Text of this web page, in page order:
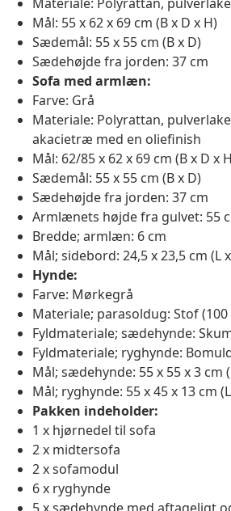
Mål: 55 x 62 x 69 cm (B x D x H)
Sædemål: 55 x 55 cm (B x D)
Sædehøjde fra jorden: 37 cm
Sofa med armlæn:
Farve: Grå
Materiale: Polyrattan,
akacietræ med en oliefinish
Mål: 62/85 x 62 x 69 cm (B x D x
Sædemål: 55 x 55 cm (B x D)
Sædehøjde fra jorden: 37 cm
Armlænets højde fra gulvet: 55
Bredde; armlæn: 6 cm
Mål; sidebord: 24,5 x 23,5 cm (L
Hynde:
Farve: Mørkegrå
Materiale; parasoldug: Stof
Fyldmateriale; sædehynde:
Fyldmateriale; ryghynde:
Mål; sædehynde: 55 x 55 x 3 cm
Mål; ryghynde: 55 x 45 x 13 cm
Pakken indeholder:
1 x hjørnedel til sofa
2 x midtersofa
2 x sofamodul
6 x ryghynde